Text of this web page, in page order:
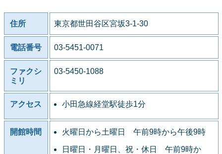
住所 東京都世田谷区宮坂3-1-30
電話番号 03-5451-0071
ファクシ
ミリ
03-5450-1088
アクセス 小田急線経堂駅徒歩1分
開館時間 火曜日から土曜日 午前9時から午後9時
日曜日・月曜日、祝・休日 午前9時か